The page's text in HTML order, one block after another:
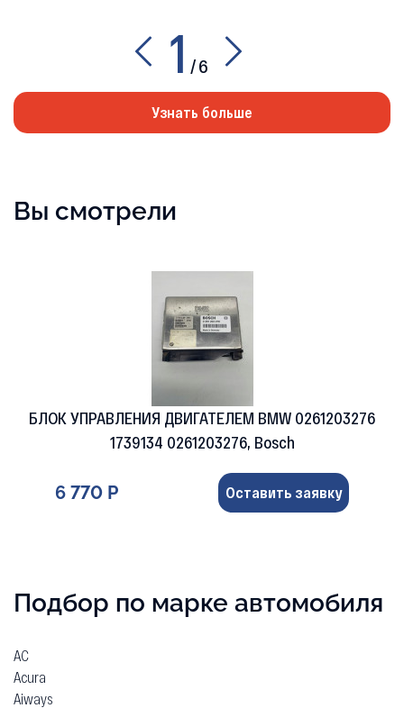
1 /6
Узнать больше
Вы смотрели
БЛОК УПРАВЛЕНИЯ ДВИГАТЕЛЕМ BMW 0261203276
1739134 0261203276, Bosch
6 770 Р Оставить заявку
Подбор по марке автомобиля
AC
Acura
Aiways